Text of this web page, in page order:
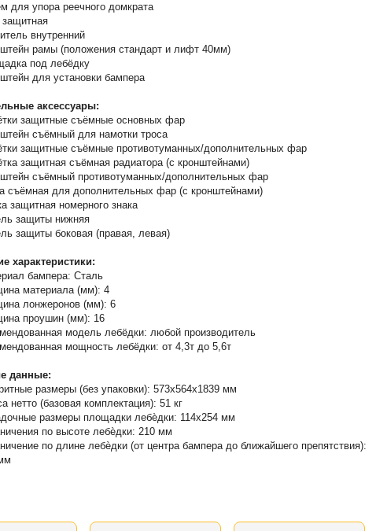
для упора реечного домкрата
защитная
внутренний
рамы (положения стандарт и лифт 40мм)
под лебёдку
для установки бампера
аксессуары:
защитные съёмные основных фар
съёмный для намотки троса
защитные съёмные противотуманных/дополнительных фар
защитная съёмная радиатора (с кронштейнами)
съёмный противотуманных/дополнительных фар
съёмная для дополнительных фар (с кронштейнами)
защитная номерного знака
защиты нижняя
защиты боковая (правая, левая)
характеристики:
бампера: Сталь
материала (мм): 4
лонжеронов (мм): 6
проушин (мм): 16
модель лебёдки: любой производитель
мощность лебёдки: от 4,3т до 5,6т
данные:
размеры (без упаковки): 573х564х1839 мм
нетто (базовая комплектация): 51 кг
размеры площадки лебѐдки: 114х254 мм
по высоте лебѐдки: 210 мм
по длине лебѐдки (от центра бампера до ближайшего препятствия):